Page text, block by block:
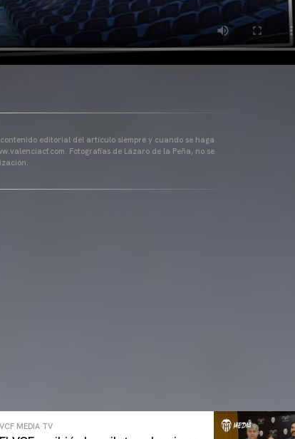
editorial del artículo siempre y cuando se haga
Fotografías de Lázaro de la Peña, no se
VCF MEDIA TV